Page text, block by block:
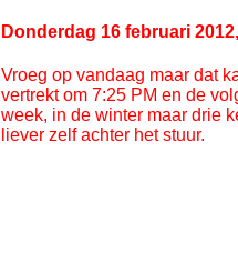
Donderdag 16 februari
Vroeg op vandaag maar dat
vertrekt om 7:25 PM en de
week, in de winter maar drie
liever zelf achter het stuur.